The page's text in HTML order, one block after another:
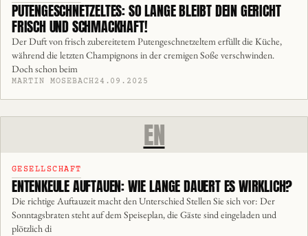
PUTENGESCHNETZELTES: SO LANGE BLEIBT DEIN GERICHT
FRISCH UND SCHMACKHAFT!
Der Duft von frisch zubereitetem Putengeschnetzeltem erfüllt die Küche,
während die letzten Champignons in der cremigen Soße verschwinden.
Doch schon beim
MARTIN MOSEBACH24.09.2025
EN
GESELLSCHAFT
ENTENKEULE AUFTAUEN: WIE LANGE DAUERT ES WIRKLICH?
Die richtige Auftauzeit macht den Unterschied Stellen Sie sich vor: Der
Sonntagsbraten steht auf dem Speiseplan, die Gäste sind eingeladen und
plötzlich di